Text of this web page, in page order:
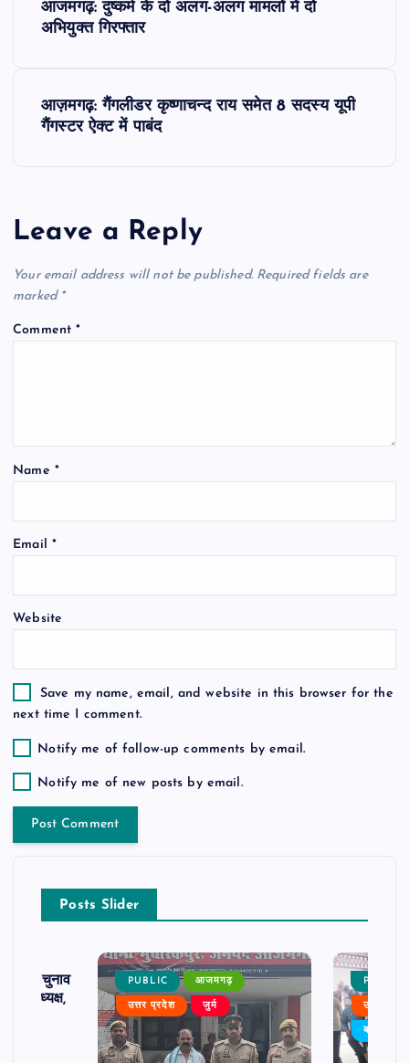
a
v
i
i
आजमगढ़: दुष्कर्म के दो अलग-अलग मामलों में दो
अभियुक्त गिरफ्तार
आज़मगढ़: गैंगलीडर कृष्णाचन्द राय समेत 8 सदस्य यूपी
गैंगस्टर ऐक्ट में पाबंद
Leave a Reply
Your email address will not be published. Required fields are
marked *
Comment*
Name *
Email *
Website
Save my name, email, and website in this browser for the
next time I comment.
Notify me of follow-up comments by email.
Notify me of new posts by email.
Posts Slider
का चुनाव
बने अध्यक्ष,
PUBLIC आजमगढ़
उत्तर प्रदेश जुर्म
PUBLIC
उत्तर
बड़ी खबर